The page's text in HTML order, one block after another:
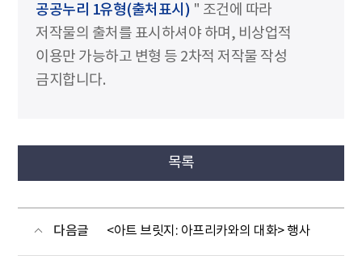
공공누리 1유형(출처표시) " 조건에 따라
저작물의 출처를 표시하셔야 하며, 비상업적
이용만 가능하고 변형 등 2차적 저작물 작성
금지합니다.
목록
다음글 <아트 브릿지: 아프리카와의 대화> 행사